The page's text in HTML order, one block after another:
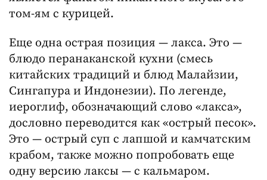
том-ям с курицей.
Еще одна острая позиция — лакса. Это —
блюдо перанаканской кухни (смесь
китайских традиций и блюд Малайзии,
Сингапура и Индонезии). По легенде,
иероглиф, обозначающий слово «лакса»,
дословно переводится как «острый песок».
Это — острый суп с лапшой и камчатским
крабом, также можно попробовать еще
одну версию лаксы — с кальмаром.